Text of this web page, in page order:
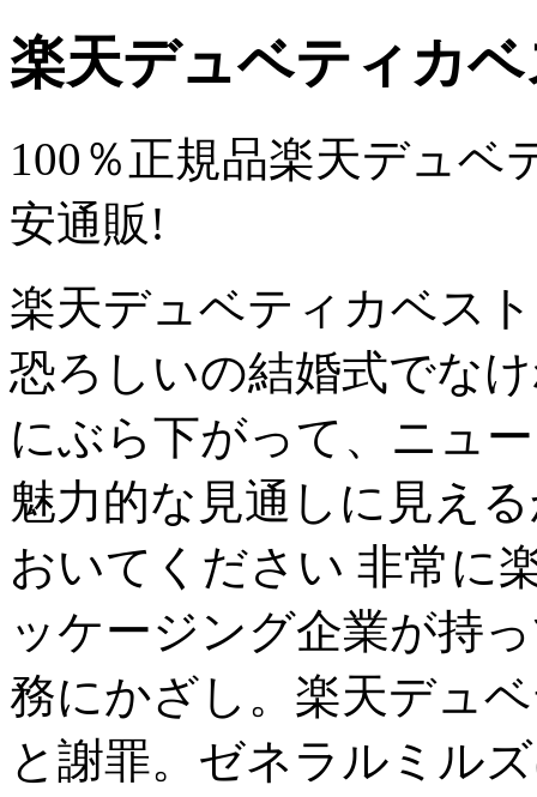
楽天デュベティカ
100％正規品楽天デュベ
安通販!
楽天デュベティカベス
恐ろしいの結婚式でな
にぶら下がって、ニュ
魅力的な見通しに見え
おいてください 非常に
ッケージング企業が持
務にかざし。楽天デュ
と謝罪。ゼネラルミル